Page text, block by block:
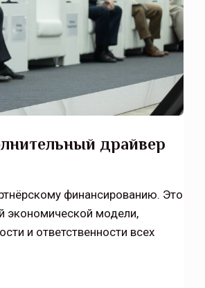
драйвер
финансированию. Это
экономической модели,
и ответственности всех